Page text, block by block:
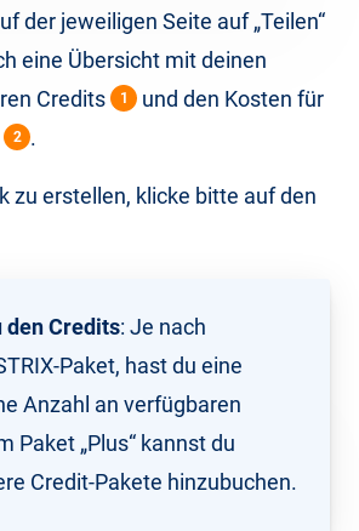
der jeweiligen Seite auf „Teilen“
eine Übersicht mit deinen
Credits
1
und den Kosten für
2 .
zu erstellen, klicke bitte auf den
den Credits: Je nach
Paket, hast du eine
Anzahl an verfügbaren
Paket „Plus“ kannst du
Credit-Pakete hinzubuchen.